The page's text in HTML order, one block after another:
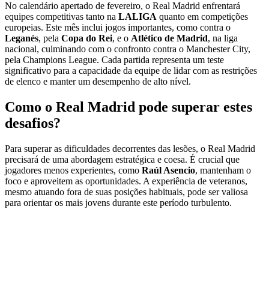
No calendário apertado de fevereiro, o Real Madrid enfrentará
equipes competitivas tanto na LALIGA quanto em competições
europeias. Este mês inclui jogos importantes, como contra o
Leganés, pela Copa do Rei, e o Atlético de Madrid, na liga
nacional, culminando com o confronto contra o Manchester City,
pela Champions League. Cada partida representa um teste
significativo para a capacidade da equipe de lidar com as restrições
de elenco e manter um desempenho de alto nível.
Como o Real Madrid pode superar estes
desafios?
Para superar as dificuldades decorrentes das lesões, o Real Madrid
precisará de uma abordagem estratégica e coesa. É crucial que
jogadores menos experientes, como Raúl Asencio, mantenham o
foco e aproveitem as oportunidades. A experiência de veteranos,
mesmo atuando fora de suas posições habituais, pode ser valiosa
para orientar os mais jovens durante este período turbulento.